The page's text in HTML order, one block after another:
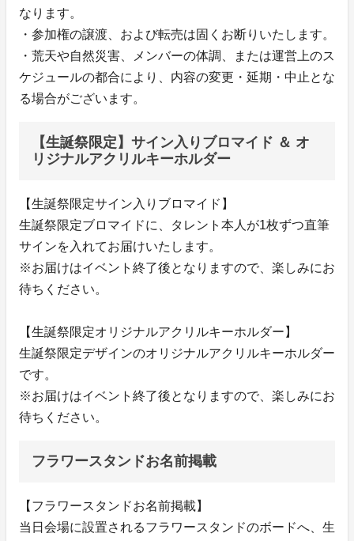
なります。
・参加権の譲渡、および転売は固くお断りいたします。
・荒天や自然災害、メンバーの体調、または運営上のス
ケジュールの都合により、内容の変更・延期・中止とな
る場合がございます。
【生誕祭限定】サイン入りブロマイド ＆ オ
リジナルアクリルキーホルダー
【生誕祭限定サイン入りブロマイド】
生誕祭限定ブロマイドに、タレント本人が1枚ずつ直筆
サインを入れてお届けいたします。
※お届けはイベント終了後となりますので、楽しみにお
待ちください。
【生誕祭限定オリジナルアクリルキーホルダー】
生誕祭限定デザインのオリジナルアクリルキーホルダー
です。
※お届けはイベント終了後となりますので、楽しみにお
待ちください。
フラワースタンドお名前掲載
【フラワースタンドお名前掲載】
当日会場に設置されるフラワースタンドのボードへ、生